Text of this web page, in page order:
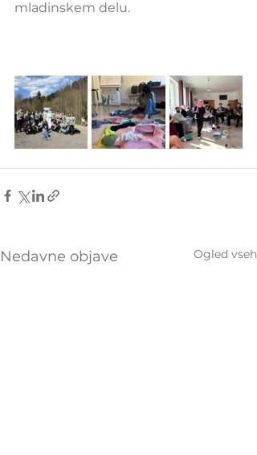
mladinskem delu.
Nedavne objave Ogled vseh